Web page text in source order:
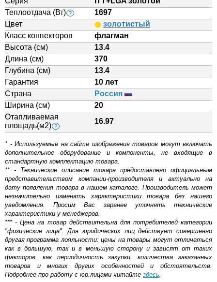
Теплоотдача (Вт) ?
1697
Цвет
золотистый
Класс конвекторов
флагман
Высота (см)
13.4
Длина (см)
370
Глубина (см)
13.4
Гарантия
10 лет
Страна
Россия
Ширина (см)
20
Отапливаемая
площадь(м2) ?
16.97
* - Используемые на сайте изображения товаров могут включать
дополнительное оборудование и компоненты, не входящие в
стандартную комплектацию товара.
** - Техническое описание товара предоставлено официальным
представительством компании-производителя и актуально на
дату появления товара в нашем каталоге. Производитель может
незначительно изменять характеристики товара без нашего
уведомления. Просим Вас заранее уточнять технические
характеристики у менеджеров.
*** - Цена на товар действительна для потребителей категории
"физические лица". Для юридических лиц действует совершенно
другая программа лояльности: цены на товары могут отличаться
как в большую, так и в меньшую сторону и зависят от таких
факторов, как периодичность закупки, количества заказанных
товаров и многих других особенностей и обстоятельств.
Подробнее про работу с юр.лицами читайте здесь.